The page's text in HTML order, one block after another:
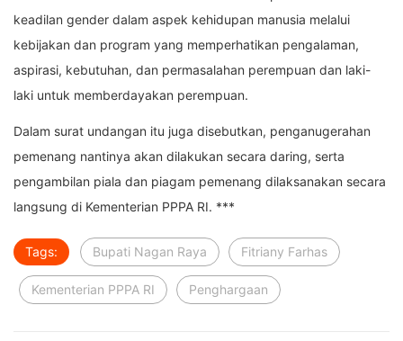
keadilan gender dalam aspek kehidupan manusia melalui
kebijakan dan program yang memperhatikan pengalaman,
aspirasi, kebutuhan, dan permasalahan perempuan dan laki-
laki untuk memberdayakan perempuan.
Dalam surat undangan itu juga disebutkan, penganugerahan
pemenang nantinya akan dilakukan secara daring, serta
pengambilan piala dan piagam pemenang dilaksanakan secara
langsung di Kementerian PPPA RI. ***
Tags: Bupati Nagan Raya Fitriany Farhas
Kementerian PPPA RI Penghargaan